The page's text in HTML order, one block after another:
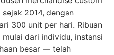
2014, dengan
300 unit per hari. Ribuan
dari individu, instansi
besar — telah